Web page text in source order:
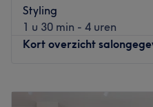
De salon heeft een klein
dragen voor de klanten. Ze
en streven ernaar om aan
Sfeer: vriendelijk & verzorgd
Styling
1 u 30 min - 4 uren
Kort overzicht